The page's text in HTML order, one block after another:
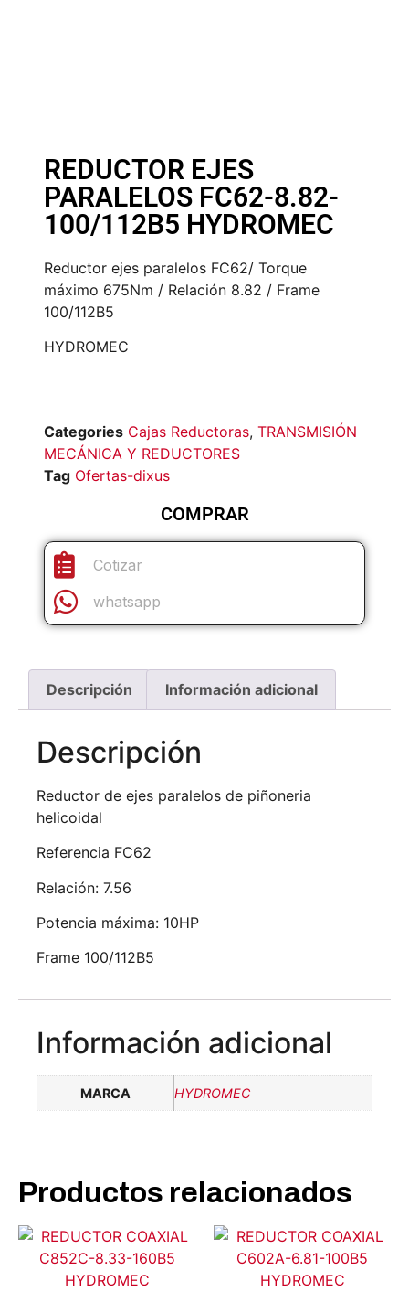
REDUCTOR EJES
PARALELOS FC62-8.82-
100/112B5 HYDROMEC
Reductor ejes paralelos FC62/ Torque
máximo 675Nm / Relación 8.82 / Frame
100/112B5
HYDROMEC
Categories Cajas Reductoras, TRANSMISIÓN
MECÁNICA Y REDUCTORES
Tag Ofertas-dixus
COMPRAR
Cotizar
whatsapp
Descripción Información adicional
Descripción
Reductor de ejes paralelos de piñoneria
helicoidal
Referencia FC62
Relación: 7.56
Potencia máxima: 10HP
Frame 100/112B5
Información adicional
MARCA HYDROMEC
Productos relacionados